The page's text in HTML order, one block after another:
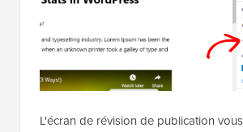
L'écran de révision de publication